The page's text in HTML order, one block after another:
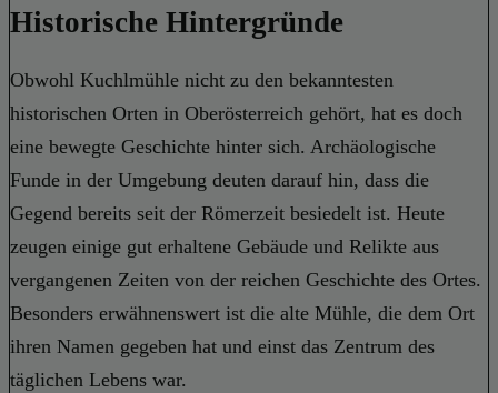
Historische Hintergründe
Obwohl Kuchlmühle nicht zu den bekanntesten
historischen Orten in Oberösterreich gehört, hat es doch
eine bewegte Geschichte hinter sich. Archäologische
Funde in der Umgebung deuten darauf hin, dass die
Gegend bereits seit der Römerzeit besiedelt ist. Heute
zeugen einige gut erhaltene Gebäude und Relikte aus
vergangenen Zeiten von der reichen Geschichte des Ortes.
Besonders erwähnenswert ist die alte Mühle, die dem Ort
ihren Namen gegeben hat und einst das Zentrum des
täglichen Lebens war.